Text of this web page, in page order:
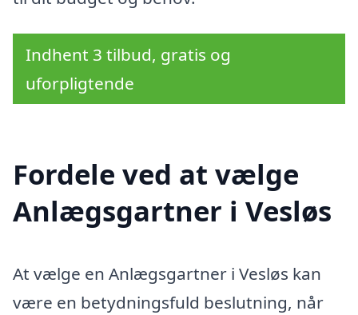
Indhent 3 tilbud, gratis og
uforpligtende
Fordele ved at vælge
Anlægsgartner i Vesløs
At vælge en Anlægsgartner i Vesløs kan
være en betydningsfuld beslutning, når